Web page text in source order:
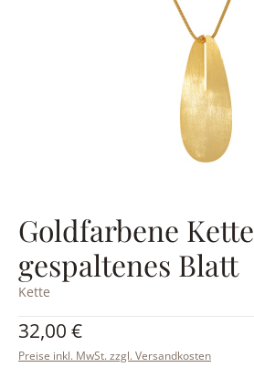
Goldfarbene Kette
gespaltenes Blatt
Kette
Regulärer Preis:
32,00 €
Preise inkl. MwSt. zzgl. Versandkosten